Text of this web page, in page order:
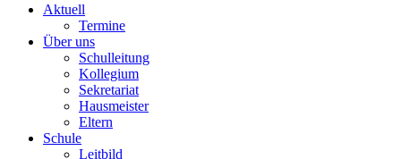
Aktuell
Termine
Über uns
Schulleitung
Kollegium
Sekretariat
Hausmeister
Eltern
Schule
Leitbild